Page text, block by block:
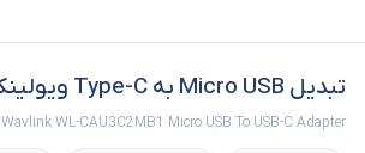
تبدیل Micro USB به Type-C ویولینک CAU3C3MB1
Wavlink WL-CAU3C2MB1 Micro USB To USB-C Adapter